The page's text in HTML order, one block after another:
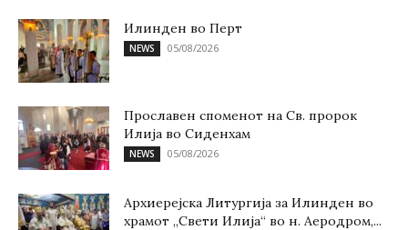
Илинден во Перт
NEWS 05/08/2026
Прославен споменот на Св. пророк
Илија во Сиденхам
NEWS 05/08/2026
Архиерејска Литургија за Илинден во
храмот „Свети Илија“ во н. Аеродром,...